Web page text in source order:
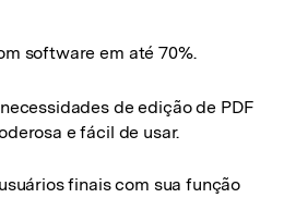
software em até 70%.
de edição de PDF
e fácil de usar.
finais com sua função